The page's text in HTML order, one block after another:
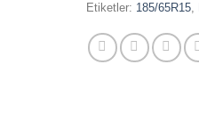
Etiketler: 185/65R15,